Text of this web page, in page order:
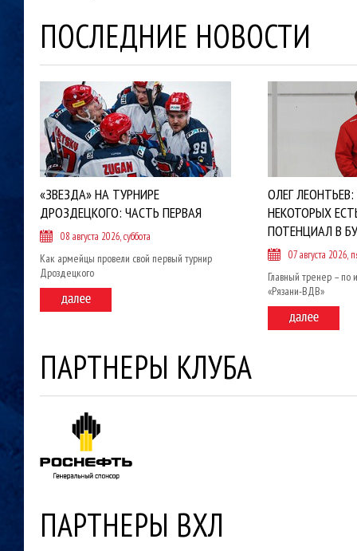
ПОСЛЕДНИЕ НОВОСТИ
«ЗВЕЗДА» НА ТУРНИРЕ
ДРОЗДЕЦКОГО: ЧАСТЬ ПЕРВАЯ
08 августа 2026, суббота
Как армейцы провели свой первый турнир
Дроздецкого
ОЛЕГ
НЕКОТОРЫХ
ПОТЕНЦИАЛ В
07 августа 2026,
Главный тренер – по
«Рязани-ВДВ»
ПАРТНЕРЫ КЛУБА
ПАРТНЕРЫ ВХЛ